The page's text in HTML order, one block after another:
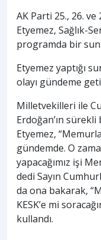
AK Parti 25., 26.
Etyemez, Sağlık-
programda bir
Etyemez yaptığı
olayı gündeme
Milletvekilleri ile
Erdoğan’ın
Etyemez,
gündemde. O
yapacağımız işi
dedi Sayın
da ona bakarak,
KESK’e mi
kullandı.